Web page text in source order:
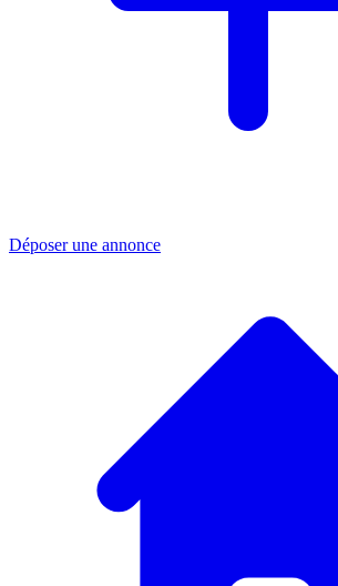
Déposer une annonce